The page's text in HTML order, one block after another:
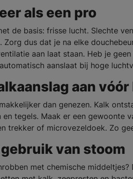
als een pro
de basis: frisse lucht. Slechte
Zorg dus dat je na elke
aan laat staan. Heb je
aanslaat bij hoge
aan
dan genezen. Kalk
en tegels. Maak er een gewoonte
trekker of microvezeldoek. Zo
van stoom
met chemische